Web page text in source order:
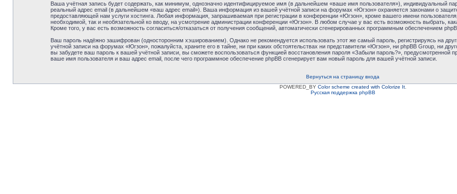
Ваша учётная запись будет содержать, как минимум, однозначно идентифицируемое имя (в дальнейшем «ваше имя пользователя»), индивидуальный
реальный адрес email (в дальнейшем «ваш адрес email»). Ваша информация из вашей учётной записи на форумах «Югзон» охраняется законами о
предоставляющей нам услуги хостинга. Любая информация, запрашиваемая при регистрации в конференции «Югзон», кроме вашего имени
необходимой, так и необязательной ко вводу, на усмотрение администрации конференции «Югзон». В любом случае у вас есть возможность выбрать,
Кроме того, у вас есть возможность согласиться/отказаться от получения сообщений, автоматически сгенерированных программным обеспечением
Ваш пароль надёжно зашифрован (односторонним хэшированием). Однако не рекомендуется использовать этот же самый пароль, регистрируясь на
учётной записи на форумах «Югзон», пожалуйста, храните его в тайне, ни при каких обстоятельствах ни представители «Югзон», ни phpBB Group, ни
вы забудете ваш пароль к вашей учётной записи, вы сможете воспользоваться функцией восстановления пароля «Забыли пароль?»,
ваше имя пользователя и ваш адрес email, после чего программное обеспечение phpBB сгенерирует вам новый пароль для вашей учётной записи.
Вернуться на страницу входа
POWERED_BY Color scheme created with Colorize It.
Русская поддержка phpBB